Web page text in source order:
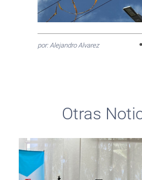
por: Alejandro Alvarez
Otras